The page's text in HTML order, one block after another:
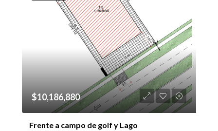
$10,186,880
Frente a campo de golf y Lago